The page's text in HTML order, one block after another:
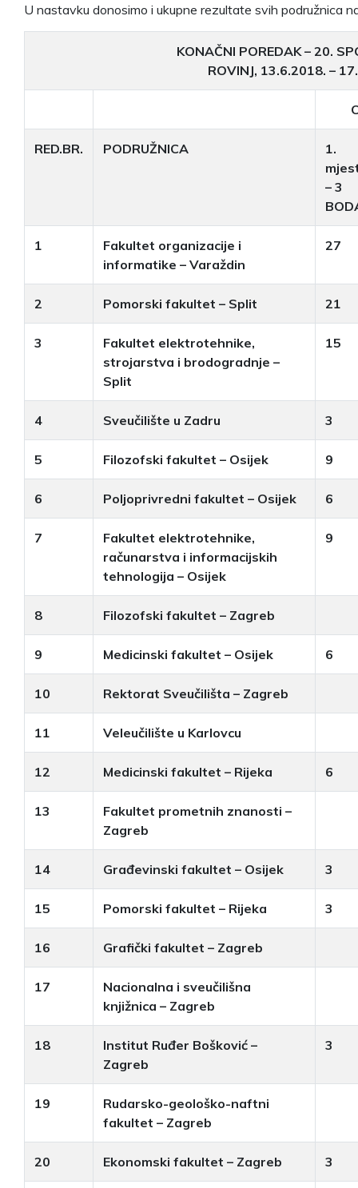
U nastavku donosimo i ukupne rezultate svih podružnica
KONAČNI POREDAK – 20.
ROVINJ, 13.6.2018. –
RED.BR. PODRUŽNICA
1.
– 3
1
Fakultet organizacije i
informatike – Varaždin
27
2 Pomorski fakultet – Split 21
3
Fakultet elektrotehnike,
strojarstva i brodogradnje –
Split
15
4 Sveučilište u Zadru 3
5 Filozofski fakultet – Osijek 9
6 Poljoprivredni fakultet – Osijek 6
7
Fakultet elektrotehnike,
računarstva i informacijskih
tehnologija – Osijek
9
8 Filozofski fakultet – Zagreb
9 Medicinski fakultet – Osijek 6
10 Rektorat Sveučilišta – Zagreb
11 Veleučilište u Karlovcu
12 Medicinski fakultet – Rijeka 6
13
Fakultet prometnih znanosti –
Zagreb
14 Građevinski fakultet – Osijek 3
15 Pomorski fakultet – Rijeka 3
16 Grafički fakultet – Zagreb
17
Nacionalna i sveučilišna
knjižnica – Zagreb
18
Institut Ruđer Bošković –
Zagreb
3
19
Rudarsko-geološko-naftni
fakultet – Zagreb
20 Ekonomski fakultet – Zagreb 3